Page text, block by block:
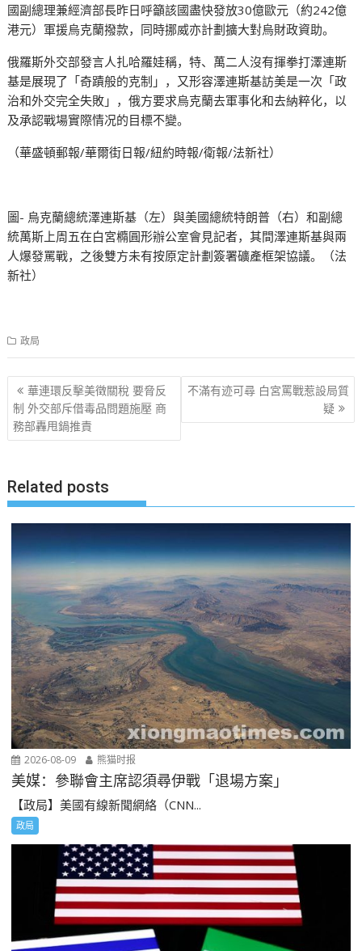
國副總理兼經濟部長昨日呼籲該國盡快發放30億歐元（約242億
港元）軍援烏克蘭撥款，同時挪威亦計劃擴大對烏財政資助。
俄羅斯外交部發言人扎哈羅娃稱，特、萬二人沒有揮拳打澤連斯
基是展現了「奇蹟般的克制」，又形容澤連斯基訪美是一次「政
治和外交完全失敗」，俄方要求烏克蘭去軍事化和去納粹化，以
及承認戰場實際情况的目標不變。
（華盛頓郵報/華爾街日報/紐約時報/衛報/法新社）
圖- 烏克蘭總統澤連斯基（左）與美國總統特朗普（右）和副總
統萬斯上周五在白宮橢圓形辦公室會見記者，其間澤連斯基與兩
人爆發罵戰，之後雙方未有按原定計劃簽署礦產框架協議。（法
新社）
政局
文
章
导
華連環反擊美徵關稅 要脅反
制 外交部斥借毒品問題施壓 商
務部轟甩鍋推責
不滿有迹可尋 白宮罵戰惹設局質
疑
Related posts
2026-08-09 熊猫时报
美媒：參聯會主席認須尋伊戰「退場方案」
【政局】美國有線新聞網絡（CNN...
政局